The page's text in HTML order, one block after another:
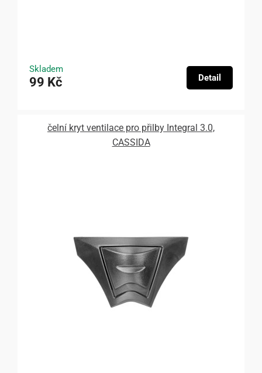
Skladem
99 Kč Detail
čelní kryt ventilace pro přilby Integral 3.0,
CASSIDA